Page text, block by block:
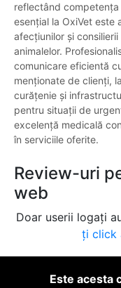
reflectând
esențial la OxiVet este
afecțiunilor și
animalelor.
comunicare eficientă
menționate de clienți,
curățenie și
pentru situații de
excelență medicală
în serviciile oferite.
Review-uri
web
Doar userii logați
ți click
Este acesta